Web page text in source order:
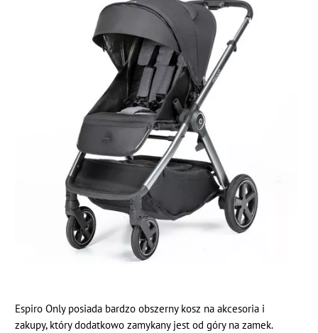
Espiro Only posiada bardzo obszerny kosz na akcesoria i
zakupy, który dodatkowo zamykany jest od góry na zamek.